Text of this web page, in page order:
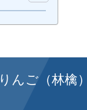
んご（林檎